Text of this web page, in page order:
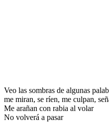
Veo las sombras de algunas
me miran, se ríen, me culpan,
Me arañan con rabia al volar
No volverá a pasar